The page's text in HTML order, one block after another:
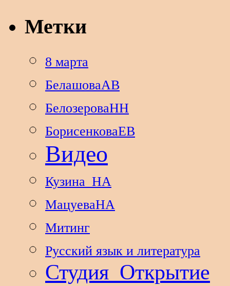
Метки
8 марта
БелашоваАВ
БелозероваНН
БорисенковаЕВ
Видео
Кузина_НА
МацуеваНА
Митинг
Русский язык и литература
Студия_Открытие